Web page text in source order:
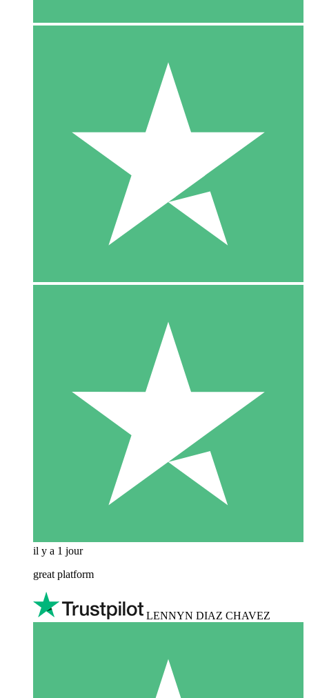
il y a 1 jour
great platform
LENNYN DIAZ CHAVEZ